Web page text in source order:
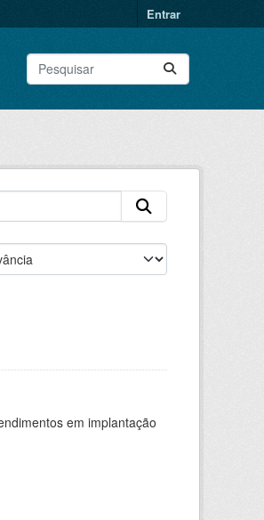
Entrar
em implantação